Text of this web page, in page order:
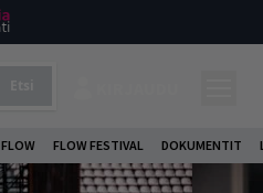
FLOW FLOW FESTIVAL DOKUMENTIT